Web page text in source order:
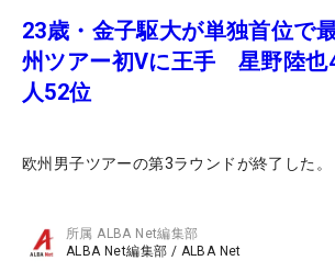
23歳・金子駆大が単独首位で
州ツアー初Vに王手 星野陸也
人52位
欧州男子ツアーの第3ラウンドが終了した。
所属ALBA Net編集部
ALBA Net編集部 / ALBA Net